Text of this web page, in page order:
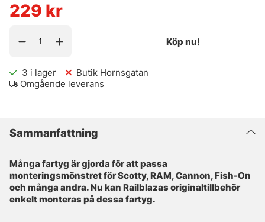
229 kr
Köp nu!
3 i lager
Butik Hornsgatan
Omgående leverans
Sammanfattning
Många fartyg är gjorda för att passa
monteringsmönstret för Scotty, RAM, Cannon, Fish-On
och många andra. Nu kan Railblazas originaltillbehör
enkelt monteras på dessa fartyg.